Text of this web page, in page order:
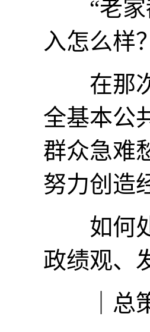
“老家都
入怎么样
在那次
全基本公
群众急难
努力创造
如何处
政绩观、
｜总策